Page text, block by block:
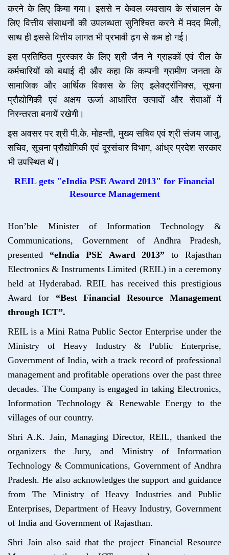
करने के लिए किया गया। इससे न केवल व्यवसाय के संचालन के
लिए वित्तीय संसाधनों की उपलब्धता सुनिश्चित करने में मदद मिली,
साथ ही इससे वित्तीय लागत भी प्रभावी ढ़ग से कम हो गई।
इस प्रतिष्ठित पुरस्कार के लिए श्री जैन ने ग्राहकों एवं रील के
कर्मचारियों को बधाई दी और कहा कि कम्पनी ग्रामीण जनता के
सामाजिक और आर्थिक विकास के लिए इलेक्ट्रॉनिक्स, सूचना
प्रौद्योगिकी एवं अक्षय ऊर्जा आधारित उत्पादों और सेवाओं में
निरन्तरता बनायें रखेगी।
इस अवसर पर श्री पी.के. मोहन्ती, मुख्य सचिव एवं श्री संजय जाजु,
सचिव, सूचना प्रौद्योगिकी एवं दूरसंचार विभाग, आंध्र प्रदेश सरकार
भी उपस्थित थें।
REIL gets "eIndia PSE Award 2013" for Financial
Resource Management
Hon’ble Minister of Information Technology &
Communications, Government of Andhra Pradesh,
presented “eIndia PSE Award 2013”to Rajasthan
Electronics & Instruments Limited (REIL) in a ceremony
held at Hyderabad. REIL has received this prestigious
Award for “Best Financial Resource Management
through ICT”.
REIL is a Mini Ratna Public Sector Enterprise under the
Ministry of Heavy Industry & Public Enterprise,
Government of India, with a track record of professional
management and profitable operations over the past three
decades. The Company is engaged in taking Electronics,
Information Technology & Renewable Energy to the
villages of our country.
Shri A.K. Jain, Managing Director, REIL, thanked the
organizers the Jury, and Ministry of Information
Technology & Communications, Government of Andhra
Pradesh. He also acknowledges the support and guidance
from The Ministry of Heavy Industries and Public
Enterprises, Department of Heavy Industry, Government
of India and Government of Rajasthan.
Shri Jain also said that the project Financial Resource